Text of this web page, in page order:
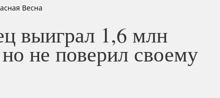
Весна
выиграл 1,6 млн
не поверил своему